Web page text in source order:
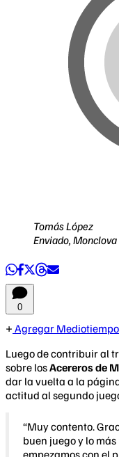
Tomás López
Enviado, Monclova
0
Agregar
Luego de contribuir al
sobre losAcereros de
dar la vuelta a la
actitud al segundo
“Muy contento.
buen juego y lo
empezamos con el